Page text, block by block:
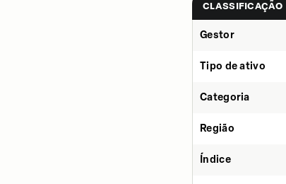
CLASSIFICAÇÃO
Gestor
Tipo de ativo
Categoria
Região
Índice